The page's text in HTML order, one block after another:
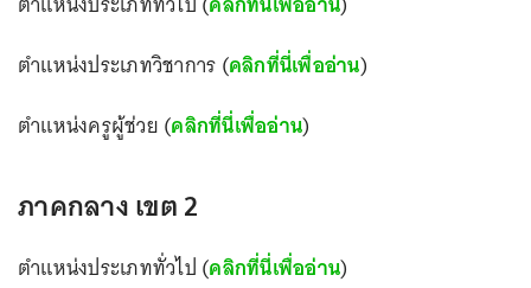
ตำแหน่งประเภทวิชาการ (คลิกที่นี่เพื่ออ่าน)
ตำแหน่งครูผู้ช่วย (คลิกที่นี่เพื่ออ่าน)
ภาคกลาง เขต 2
ตำแหน่งประเภททั่วไป (คลิกที่นี่เพื่ออ่าน)